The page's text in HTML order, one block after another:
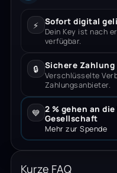
⚡ Sofort digital
Dein Key ist nach
verfügbar.
🔒 Sichere Zahlung
Verschlüsselte
Zahlungsanbieter.
💙 2 % gehen an
Gesellschaft
Mehr zur Spende
Kurze FAQ